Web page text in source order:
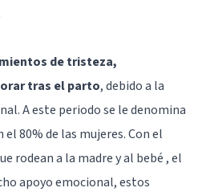
de tristeza,
tras el parto, debido a la
A este periodo se le denomina
el 80% de las mujeres. Con el
rodean a la madre y al bebé , el
apoyo emocional, estos